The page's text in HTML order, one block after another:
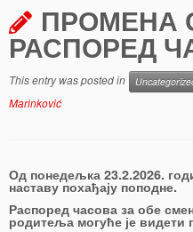
ПРОМЕНА
РАСПОРЕД
This entry was posted in
Marinković
Од понедељка 23.2.2026.
наставу похађају поподне.
Распоред часова за обе
родитеља могуће је видети